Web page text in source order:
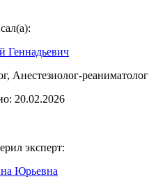
Геннадьевич
Анестезиолог-реаниматолог
20.02.2026
эксперт:
Юрьевна